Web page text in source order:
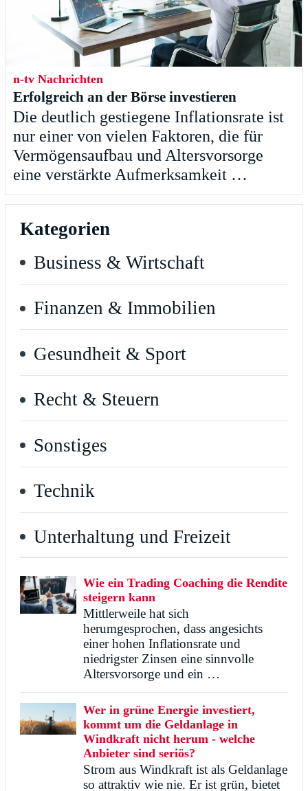
n-tv Nachrichten
Erfolgreich an der Börse investieren
Die deutlich gestiegene Inflationsrate ist
nur einer von vielen Faktoren, die für
Vermögensaufbau und Altersvorsorge
eine verstärkte Aufmerksamkeit …
Kategorien
Business & Wirtschaft
Finanzen & Immobilien
Gesundheit & Sport
Recht & Steuern
Sonstiges
Technik
Unterhaltung und Freizeit
Wie ein Trading Coaching die Rendite
steigern kann
Mittlerweile hat sich
herumgesprochen, dass angesichts
einer hohen Inflationsrate und
niedrigster Zinsen eine sinnvolle
Altersvorsorge und ein …
Wer in grüne Energie investiert,
kommt um die Geldanlage in
Windkraft nicht herum - welche
Anbieter sind seriös?
Strom aus Windkraft ist als Geldanlage
so attraktiv wie nie. Er ist grün, bietet